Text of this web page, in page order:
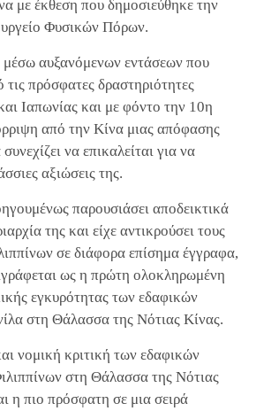
με έκθεση που δημοσιεύθηκε την
Φυσικών Πόρων.
μέσω αυξανόμενων εντάσεων που
πρόσφατες δραστηριότητες
Ιαπωνίας και με φόντο την 10η
από την Κίνα μιας απόφασης
να επικαλείται για να
αξιώσεις της.
παρουσιάσει αποδεικτικά
της και είχε αντικρούσει τους
σε διάφορα επίσημα έγγραφα,
ως η πρώτη ολοκληρωμένη
εγκυρότητας των εδαφικών
στη Θάλασσα της Νότιας Κίνας.
νομική κριτική των εδαφικών
στη Θάλασσα της Νότιας
η πιο πρόσφατη σε μια σειρά